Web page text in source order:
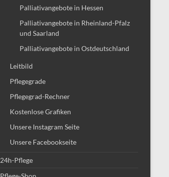
Palliativangebote in Hessen
Palliativangebote in Rheinland-Pfalz
und Saarland
Palliativangebote in Ostdeutschland
Leitbild
Pflegegrade
Pflegegrad-Rechner
Kostenlose Grafiken
Unsere Instagram Seite
Unsere Facebookseite
24h-Pflege